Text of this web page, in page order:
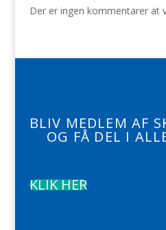
Der er ingen kommentarer at
BLIV MEDLEM AF
OG FÅ DEL I
KLIK HER